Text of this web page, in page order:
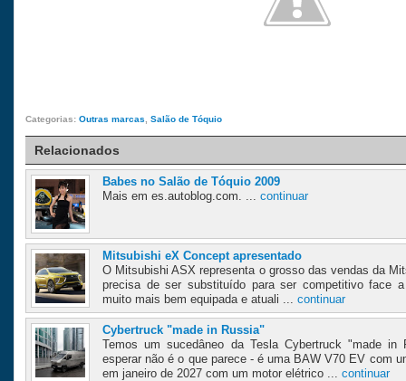
Categorias: Outras marcas Salão de Tóquio
Relacionados
Babes no Salão de Tóquio 2009
Mais em es.autoblog.com. ... continuar
Mitsubishi eX Concept apresentado
O Mitsubishi ASX representa o grosso das vendas da
precisa de ser substituído para ser competitivo face
muito mais bem equipada e atuali ... continuar
Cybertruck "made in Russia"
Temos um sucedâneo da Tesla Cybertruck "made
esperar não é o que parece - é uma BAW V70 EV com
em janeiro de 2027 com um motor elétrico ... continuar